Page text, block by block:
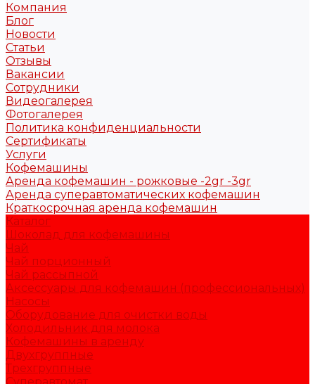
Компания
Блог
Новости
Статьи
Отзывы
Вакансии
Сотрудники
Видеогалерея
Фотогалерея
Политика конфиденциальности
Сертификаты
Услуги
Кофемашины
Аренда кофемашин - рожковые -2gr -3gr
Аренда суперавтоматических кофемашин
Краткосрочная аренда кофемашин
Каталог
Шоколад для кофемашины
Чай
Чай порционный
Чай рассыпной
Аксессуары для кофемашин (профессиональных)
Насосы
Оборудование для очистки воды
Холодильник для молока
Кофемашины в аренду
Двухгруппные
Трехгруппные